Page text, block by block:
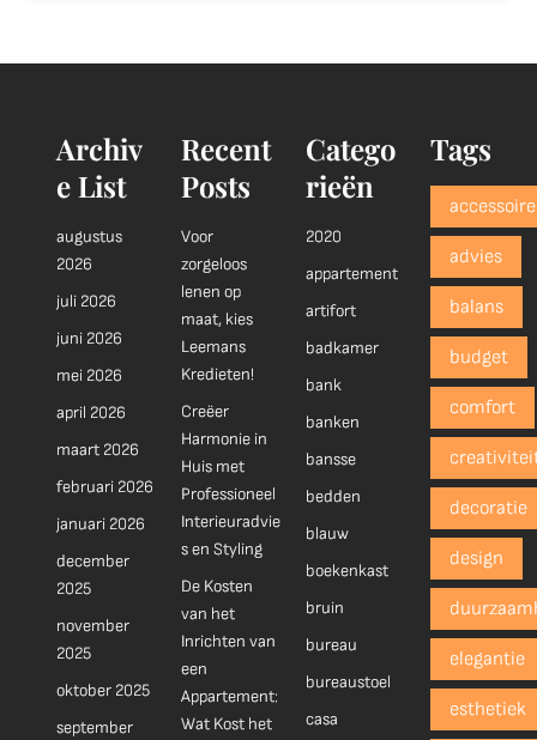
Archiv
e List
augustus
2026
juli 2026
juni 2026
mei 2026
april 2026
maart 2026
februari 2026
januari 2026
december
2025
november
2025
oktober 2025
september
Recent
Posts
Voor
zorgeloos
lenen op
maat, kies
Leemans
Kredieten!
Creëer
Harmonie in
Huis met
Professioneel
Interieuradvie
s en Styling
De Kosten
van het
Inrichten van
een
Appartement:
Wat Kost het
Catego
rieën
2020
appartement
artifort
badkamer
bank
banken
bansse
bedden
blauw
boekenkast
bruin
bureau
bureaustoel
casa
Tags
advies
balans
budget
comfort
decoratie
design
elegantie
esthetiek